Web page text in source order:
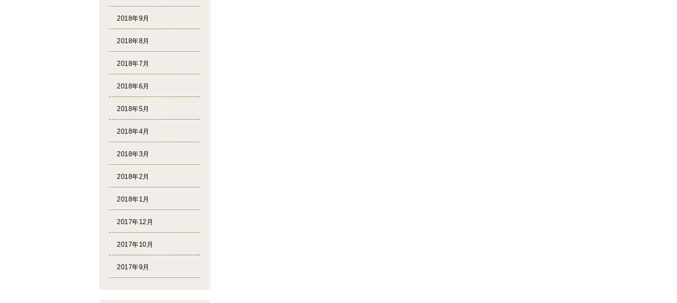
2018年9月
2018年8月
2018年7月
2018年6月
2018年5月
2018年4月
2018年3月
2018年2月
2018年1月
2017年12月
2017年10月
2017年9月